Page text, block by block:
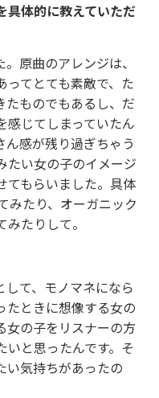
体的に教えていただ
原曲のアレンジは、
ってとても素敵で、た
たものでもあるし、だ
感じてしまっていたん
感が残り過ぎちゃう
たい女の子のイメージ
てもらいました。具体
みたり、オーガニック
たりして。
て、モノマネになら
たときに想像する女の
女の子をリスナーの方
いと思ったんです。そ
い気持ちがあったの